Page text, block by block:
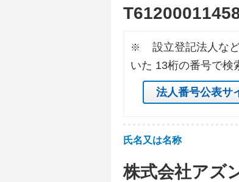
T6120001145
※
設立登記法人な
いた 13桁の番号で検
法人番号公表サ
氏名又は名称
株式会社アズ